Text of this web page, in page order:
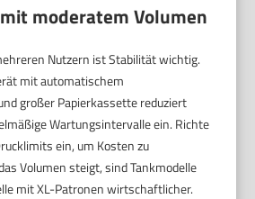
moderatem Volumen
Nutzern ist Stabilität wichtig.
mit automatischem
großer Papierkassette reduziert
Wartungsintervalle ein. Richte
ein, um Kosten zu
Volumen steigt, sind Tankmodelle
mit XL-Patronen wirtschaftlicher.